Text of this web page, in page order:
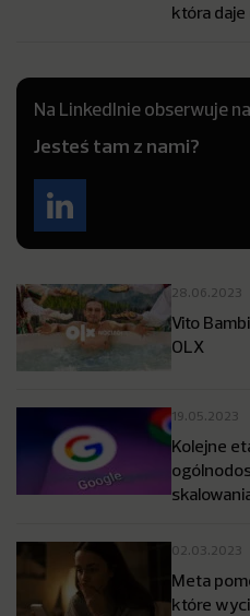
która daje
Na LinkedInie obserwuje
Jesteś tam z nami?
28.06.2023
Vito
OLX
19.05.2023
Kolejne
02.03.2023
Meta
które